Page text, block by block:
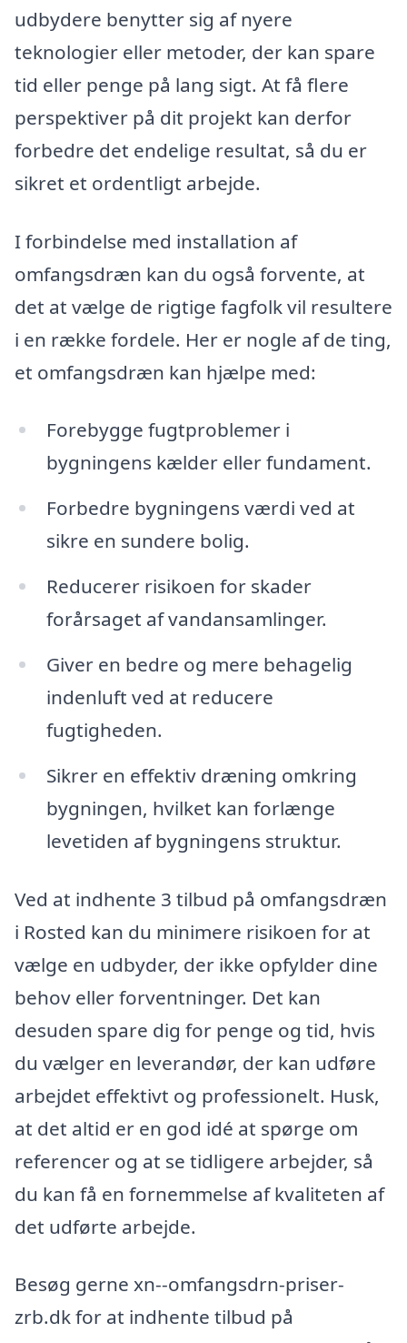
udbydere benytter sig af nyere
teknologier eller metoder, der kan spare
tid eller penge på lang sigt. At få flere
perspektiver på dit projekt kan derfor
forbedre det endelige resultat, så du er
sikret et ordentligt arbejde.
I forbindelse med installation af
omfangsdræn kan du også forvente, at
det at vælge de rigtige fagfolk vil resultere
i en række fordele. Her er nogle af de ting,
et omfangsdræn kan hjælpe med:
Forebygge fugtproblemer i
bygningens kælder eller fundament.
Forbedre bygningens værdi ved at
sikre en sundere bolig.
Reducerer risikoen for skader
forårsaget af vandansamlinger.
Giver en bedre og mere behagelig
indenluft ved at reducere
fugtigheden.
Sikrer en effektiv dræning omkring
bygningen, hvilket kan forlænge
levetiden af bygningens struktur.
Ved at indhente 3 tilbud på omfangsdræn
i Rosted kan du minimere risikoen for at
vælge en udbyder, der ikke opfylder dine
behov eller forventninger. Det kan
desuden spare dig for penge og tid, hvis
du vælger en leverandør, der kan udføre
arbejdet effektivt og professionelt. Husk,
at det altid er en god idé at spørge om
referencer og at se tidligere arbejder, så
du kan få en fornemmelse af kvaliteten af
det udførte arbejde.
Besøg gerne xn--omfangsdrn-priser-
zrb.dk for at indhente tilbud på